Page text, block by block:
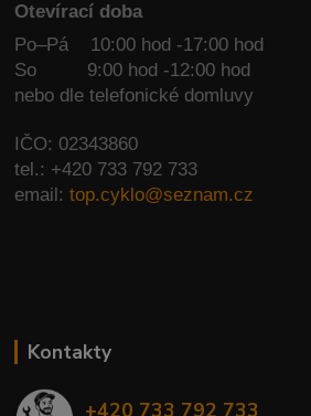
Otevírací doba
Po–Pá 10:00 hod -17:00 hod
So
9:00 hod -12:00 hod
nebo dle telefonické domluvy
IČO: 02343860
tel.: +420 733 792 733
email:top.cyklo@seznam.cz
Kontakty
+420 733 792 733